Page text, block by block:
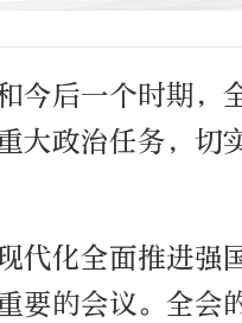
今后一个时期，
大政治任务，切
代化全面推进强
要的会议。全会